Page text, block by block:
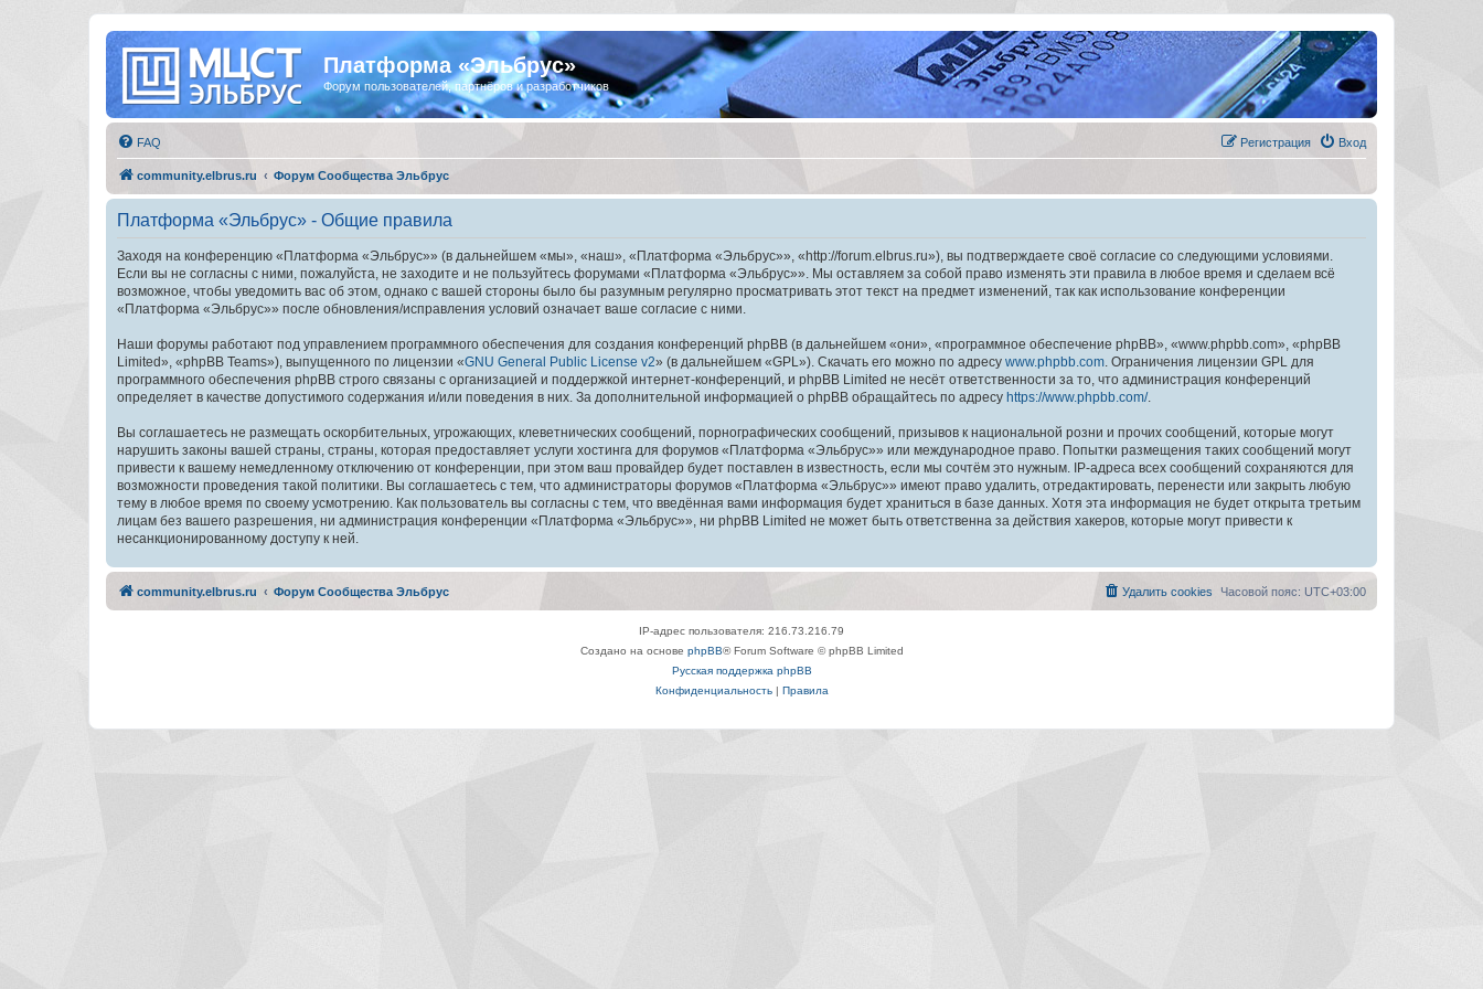
Платформа «Эльбрус»
Форум пользователей, партнёров и разработчиков
FAQ Вход
Регистрация
community.elbrus.ru Форум Сообщества Эльбрус
Платформа «Эльбрус» - Общие правила
Заходя на конференцию «Платформа «Эльбрус»» (в дальнейшем «мы», «наш», «Платформа «Эльбрус»», «http://forum.elbrus.ru»), вы подтверждаете своё согласие со следующими условиями.
Если вы не согласны с ними, пожалуйста, не заходите и не пользуйтесь форумами «Платформа «Эльбрус»». Мы оставляем за собой право изменять эти правила в любое время и сделаем всё
возможное, чтобы уведомить вас об этом, однако с вашей стороны было бы разумным регулярно просматривать этот текст на предмет изменений, так как использование конференции
«Платформа «Эльбрус»» после обновления/исправления условий означает ваше согласие с ними.
Наши форумы работают под управлением программного обеспечения для создания конференций phpBB (в дальнейшем «они», «программное обеспечение phpBB», «www.phpbb.com», «phpBB
Limited», «phpBB Teams»), выпущенного по лицензии «GNU General Public License v2» (в дальнейшем «GPL»). Скачать его можно по адресу www.phpbb.com . Ограничения лицензии GPL для
программного обеспечения phpBB строго связаны с организацией и поддержкой интернет-конференций, и phpBB Limited не несёт ответственности за то, что администрация конференций
определяет в качестве допустимого содержания и/или поведения в них. За дополнительной информацией о phpBB обращайтесь по адресу https://www.phpbb.com/.
Вы соглашаетесь не размещать оскорбительных, угрожающих, клеветнических сообщений, порнографических сообщений, призывов к национальной розни и прочих сообщений, которые могут
нарушить законы вашей страны, страны, которая предоставляет услуги хостинга для форумов «Платформа «Эльбрус»» или международное право. Попытки размещения таких сообщений могут
привести к вашему немедленному отключению от конференции, при этом ваш провайдер будет поставлен в известность, если мы сочтём это нужным. IP-адреса всех сообщений сохраняются для
возможности проведения такой политики. Вы соглашаетесь с тем, что администраторы форумов «Платформа «Эльбрус»» имеют право удалить, отредактировать, перенести или закрыть любую
тему в любое время по своему усмотрению. Как пользователь вы согласны с тем, что введённая вами информация будет храниться в базе данных. Хотя эта информация не будет открыта третьим
лицам без вашего разрешения, ни администрация конференции «Платформа «Эльбрус»», ни phpBB Limited не может быть ответственна за действия хакеров, которые могут привести к
несанкционированному доступу к ней.
community.elbrus.ru Форум Сообщества Эльбрус Часовой пояс: UTC+03:00
Удалить cookies
IP-адрес пользователя: 216.73.216.79
Создано на основе phpBB® Forum Software © phpBB Limited
Русская поддержка phpBB
Конфиденциальность| Правила